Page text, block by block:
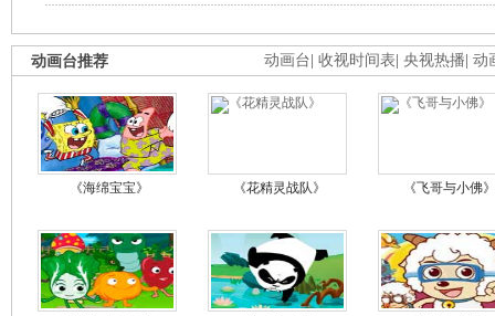
动画台 收视时间表 央视热播 动
动画台推荐
《海绵宝宝》 《花精灵战队》 《飞哥与小佛》